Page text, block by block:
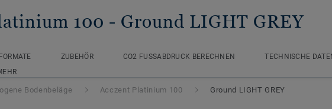
100 - Ground LIGHT GREY
FORMATE ZUBEHÖR CO2 FUSSABDRUCK BERECHNEN
TECHNISCHE
Bodenbeläge Acczent Platinium 100 Ground LIGHT GREY